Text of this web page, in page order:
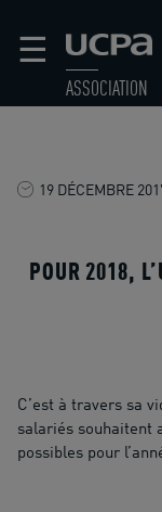
☰
ASSOCIATION
19 DÉCEMBRE
POUR 2018,
C’est à travers sa
salariés souhaitent
possibles pour